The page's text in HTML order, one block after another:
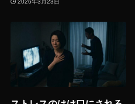
2026年3月23日